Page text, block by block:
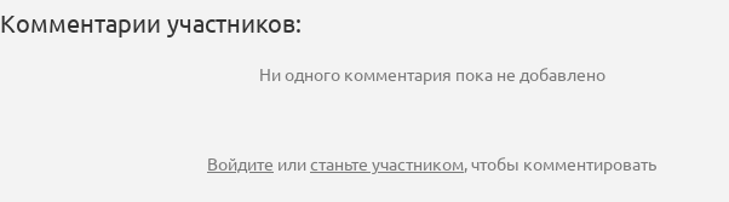
Комментарии участников:
Ни одного комментария пока не добавлено
Войдите илистаньте участником, чтобы комментировать